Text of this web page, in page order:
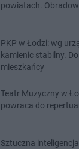
powiatach.
PKP w Łodzi: wg
kamienic stabilny.
mieszkańcy
Teatr Muzyczny w
powraca do
Sztuczna